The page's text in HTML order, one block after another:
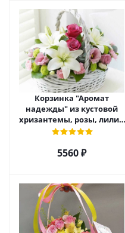
Корзинка "Аромат
надежды" из кустовой
хризантемы, розы, лилий
и эустомы. арт. 7751
5560 ₽